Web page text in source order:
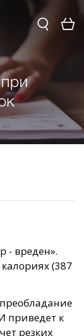
- вреден».
(387
приведет к
резких